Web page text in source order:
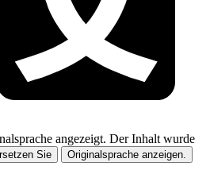
angezeigt. Der Inhalt wurde
Sie Originalsprache anzeigen.